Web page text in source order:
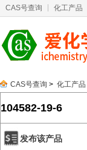
CAS号查询 化工产品
CAS号查询 > 化工产品
104582-19-6
发布该产品